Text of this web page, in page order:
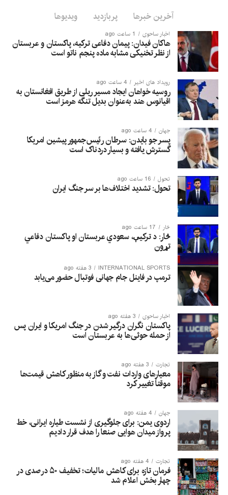
آخرین خبرها پربازدید ویدیوها
اخبار ساحوی 1 ساعت ago
هاکان فیدان: پیمان دفاعی ترکیه، پاکستان و عربستان
از نظر تخنیکی مشابه ماده پنجم ناتو است
رویداد های اخیر 4 ساعت ago
روسیه خواهان ایجاد مسیر ریلی از طریق افغانستان به
اقیانوس هند به‌عنوان بدیل تنگه هرمز است
جهان 4 ساعت ago
پسر جو بایدن: سرطان رئیس‌جمهور پیشین امریکا
گسترش یافته و بسیار دردناک است
تحول 16 ساعت ago
تحول: تشدید اختلاف‌ها بر سر جنگ ایران
څار 17 ساعت ago
څار: د ترکیې، سعودي عربستان او پاکستان دفاعي
تړون
INTERNATIONAL SPORTS 3 هفته ago
ترمپ در فاینل جام جهانی فوتبال حضور می‌یابد
اخبار ساحوی 3 هفته ago
پاکستان نگران درگیر شدن در جنگ امریکا و ایران پس
از حمله حوثی‌ها به عربستان است
تجارت 3 هفته ago
معیارهای واردات نفت و گاز به منظور کاهش قیمت‌ها
موقتاً تغییر کرد
جهان 4 هفته ago
اردوی یمن: برای جلوگیری از نشست طیاره ایرانی، خط
پرواز میدان هوایی صنعا را هدف قرار دادیم
تجارت 4 هفته ago
فرمان تازه برای کاهش مالیات؛ تخفیف ۵۰ درصدی در
چهار بخش اعلام شد